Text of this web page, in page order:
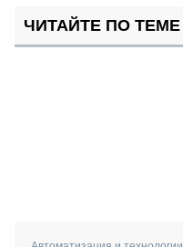
ЧИТАЙТЕ ПО ТЕМЕ